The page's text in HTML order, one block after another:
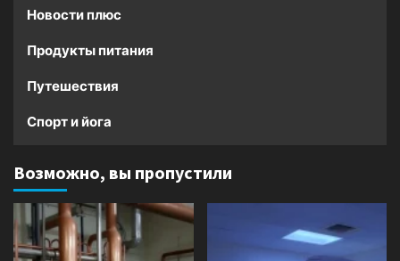
Новости плюс
Продукты питания
Путешествия
Спорт и йога
Возможно, вы пропустили